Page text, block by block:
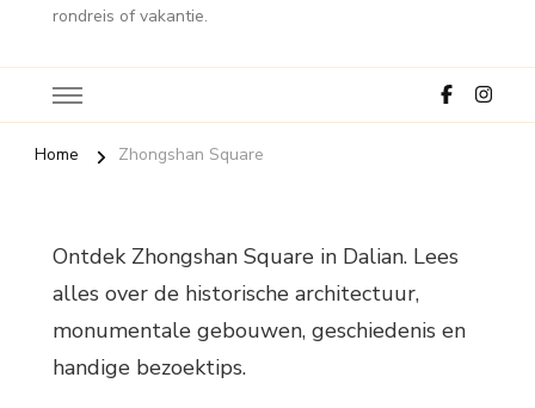
rondreis of vakantie.
Home Zhongshan Square
Ontdek Zhongshan Square in Dalian. Lees
alles over de historische architectuur,
monumentale gebouwen, geschiedenis en
handige bezoektips.